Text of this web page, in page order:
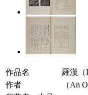
作品名
羅漢（
作者
（An